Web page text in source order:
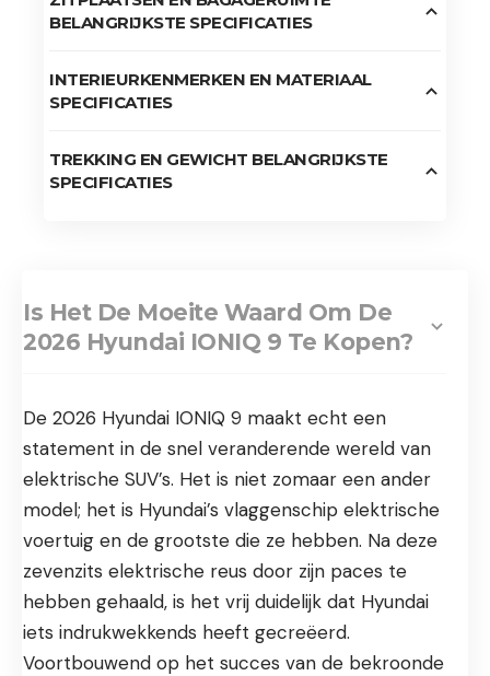
BELANGRIJKSTE SPECIFICATIES
INTERIEURKENMERKEN EN MATERIAAL
SPECIFICATIES
TREKKING EN GEWICHT BELANGRIJKSTE
SPECIFICATIES
Is Het De Moeite Waard Om De
2026 Hyundai IONIQ 9 Te Kopen?
De 2026 Hyundai IONIQ 9 maakt echt een
statement in de snel veranderende wereld van
elektrische SUV’s. Het is niet zomaar een ander
model; het is Hyundai’s vlaggenschip elektrische
voertuig en de grootste die ze hebben. Na deze
zevenzits elektrische reus door zijn paces te
hebben gehaald, is het vrij duidelijk dat Hyundai
iets indrukwekkends heeft gecreëerd.
Voortbouwend op het succes van de bekroonde